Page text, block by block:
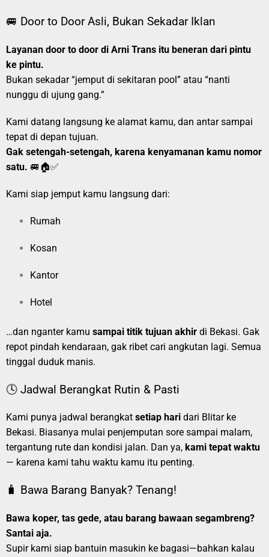
🚐 Door to Door Asli, Bukan Sekadar Iklan
Layanan door to door di Arni Trans itu beneran dari pintu
ke pintu.
Bukan sekadar “jemput di sekitaran pool” atau “nanti
nunggu di ujung gang.”
Kami datang langsung ke alamat kamu, dan antar sampai
tepat di depan tujuan.
Gak setengah-setengah, karena kenyamanan kamu nomor
satu. 🚐🏠✅
Kami siap jemput kamu langsung dari:
Rumah
Kosan
Kantor
Hotel
…dan nganter kamu sampai titik tujuan akhir di Bekasi. Gak
repot pindah kendaraan, gak ribet cari angkutan lagi. Semua
tinggal duduk manis.
🕓 Jadwal Berangkat Rutin & Pasti
Kami punya jadwal berangkat setiap hari dari Blitar ke
Bekasi. Biasanya mulai penjemputan sore sampai malam,
tergantung rute dan kondisi jalan. Dan ya, kami tepat waktu
— karena kami tahu waktu kamu itu penting.
🧳 Bawa Barang Banyak? Tenang!
Bawa koper, tas gede, atau barang bawaan segambreng?
Santai aja.
Supir kami siap bantuin masukin ke bagasi—bahkan kalau